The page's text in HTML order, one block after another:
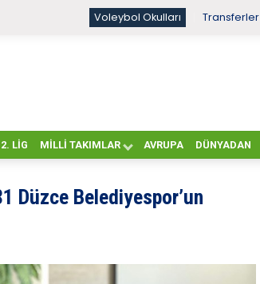
Voleybol Okulları Transferler
LIG MILLI TAKIMLAR AVRUPA DÜNYADAN
Düzce Belediyespor’un